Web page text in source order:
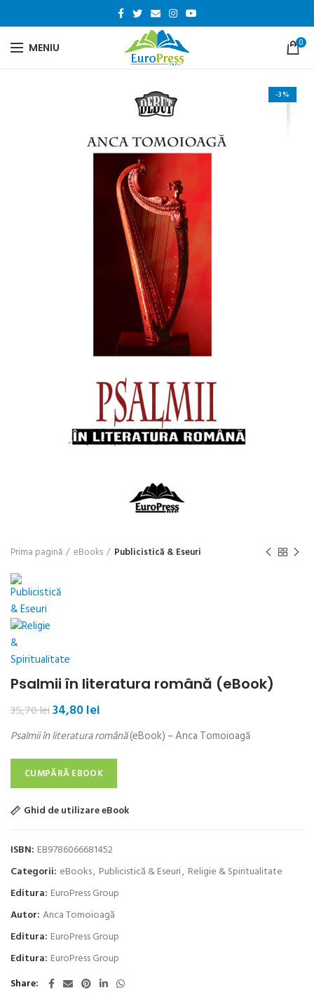
MENIU 0
-3%
Prima pagină eBooks Publicistică & Eseuri
Psalmii în literatura română (eBook)
35,70leiPrețul
a
fost:
35,70 lei.
34,80lei
este:
34,80 lei.
Psalmii în literatura română(eBook) – Anca Tomoioagă
CUMPĂRĂ EBOOK
Ghid de utilizare eBook
ISBN: EB9786066681452
Categorii: eBooks, Publicistică & Eseuri, Religie & Spiritualitate
Editura: EuroPress Group
Autor: Anca Tomoioagă
Editura: EuroPress Group
Editura: EuroPress Group
Share